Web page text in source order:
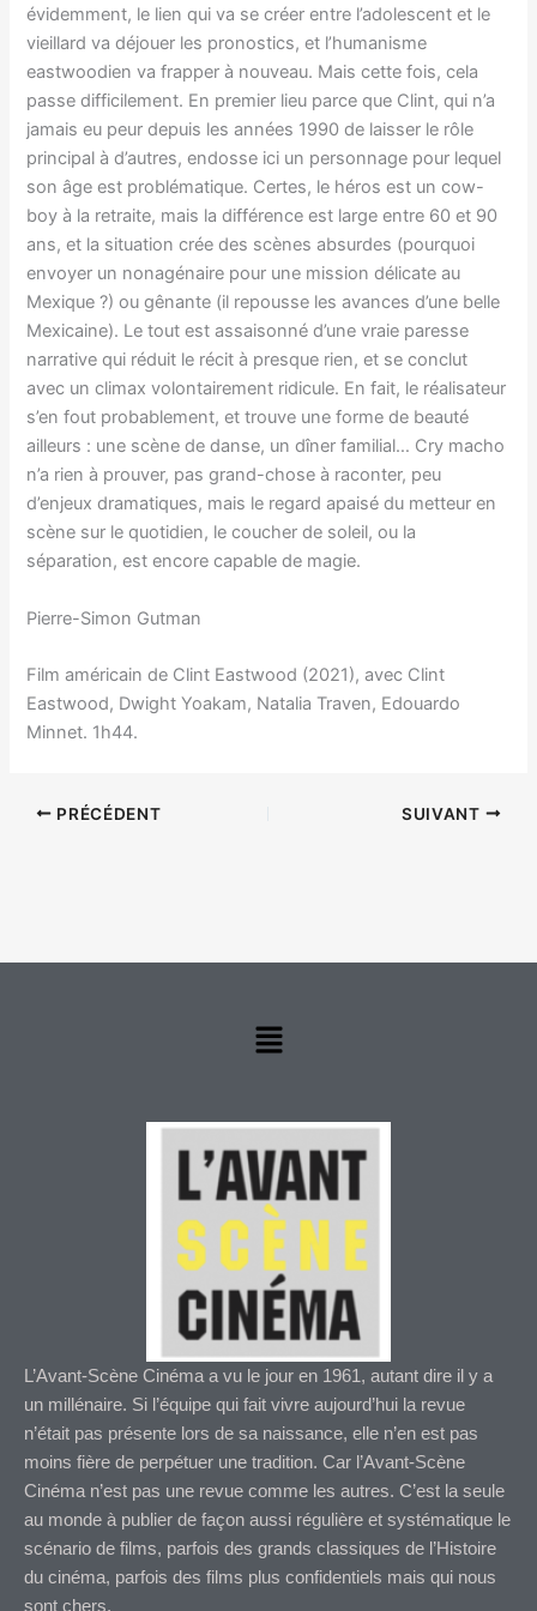
évidemment, le lien qui va se créer entre l’adolescent et le
vieillard va déjouer les pronostics, et l’humanisme
eastwoodien va frapper à nouveau. Mais cette fois, cela
passe difficilement. En premier lieu parce que Clint, qui n’a
jamais eu peur depuis les années 1990 de laisser le rôle
principal à d’autres, endosse ici un personnage pour lequel
son âge est problématique. Certes, le héros est un cow-
boy à la retraite, mais la différence est large entre 60 et 90
ans, et la situation crée des scènes absurdes (pourquoi
envoyer un nonagénaire pour une mission délicate au
Mexique ?) ou gênante (il repousse les avances d’une belle
Mexicaine). Le tout est assaisonné d’une vraie paresse
narrative qui réduit le récit à presque rien, et se conclut
avec un climax volontairement ridicule. En fait, le réalisateur
s’en fout probablement, et trouve une forme de beauté
ailleurs : une scène de danse, un dîner familial… Cry macho
n’a rien à prouver, pas grand-chose à raconter, peu
d’enjeux dramatiques, mais le regard apaisé du metteur en
scène sur le quotidien, le coucher de soleil, ou la
séparation, est encore capable de magie.
Pierre-Simon Gutman
Film américain de Clint Eastwood (2021), avec Clint
Eastwood, Dwight Yoakam, Natalia Traven, Edouardo
Minnet. 1h44.
PRÉCÉDENT SUIVANT
Menu
L’Avant-Scène Cinéma a vu le jour en 1961, autant dire il y a
un millénaire. Si l’équipe qui fait vivre aujourd’hui la revue
n’était pas présente lors de sa naissance, elle n’en est pas
moins fière de perpétuer une tradition. Car l’Avant-Scène
Cinéma n’est pas une revue comme les autres. C’est la seule
au monde à publier de façon aussi régulière et systématique le
scénario de films, parfois des grands classiques de l’Histoire
du cinéma, parfois des films plus confidentiels mais qui nous
sont chers.